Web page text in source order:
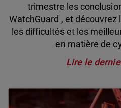
trimestre les
WatchGuard , et
les difficultés et les
en matière de
Lire le